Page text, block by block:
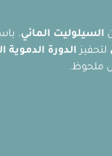
السيلوليت المائي.
لتحفيز الدورة الدموية
ملحوظ.